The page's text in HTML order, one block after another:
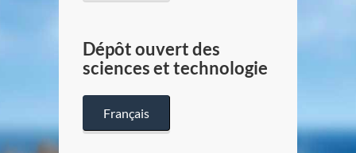
Dépôt ouvert des
sciences et technologie
Français